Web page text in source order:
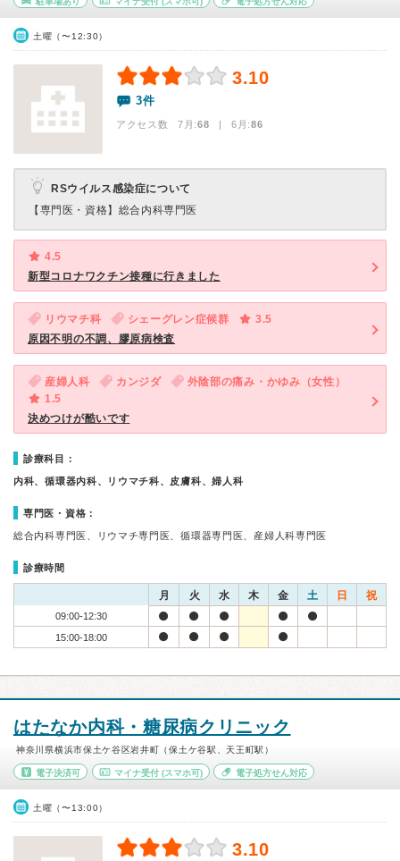
土曜（〜12:30）
3.10
3件
アクセス数 7月:68 | 6月:86
RSウイルス感染症について
【専門医・資格】 総合内科専門医
4.5
新型コロナワクチン接種に行きました
リウマチ科 シェーグレン症候群
3.5
原因不明の不調、膠原病検査
産婦人科 カンジダ
外陰部の痛み・かゆみ（女性）
1.5
決めつけが酷いです
診療科目：
内科、循環器内科、リウマチ科、皮膚科、婦人科
専門医・資格：
総合内科専門医、リウマチ専門医、循環器専門医、産婦人科専門医
診療時間
月 火 水 木 金 土 日 祝
09:00-12:30
15:00-18:00
はたなか内科・糖尿病クリニック
神奈川県横浜市保土ケ谷区岩井町（保土ケ谷駅、天王町駅）
電子決済可 マイナ受付(スマホ可) 電子処方せん対応
土曜（〜13:00）
3.10